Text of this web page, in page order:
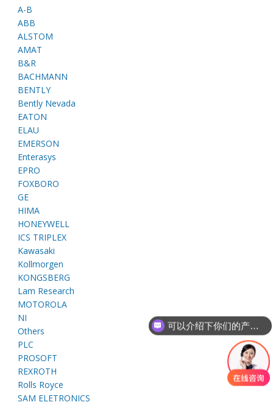
A-B
ABB
ALSTOM
AMAT
B&R
BACHMANN
BENTLY
Bently Nevada
EATON
ELAU
EMERSON
Enterasys
EPRO
FOXBORO
GE
HIMA
HONEYWELL
ICS TRIPLEX
Kawasaki
Kollmorgen
KONGSBERG
Lam Research
MOTOROLA
NI
Others
PLC
PROSOFT
REXROTH
Rolls Royce
SAM ELETRONICS
可以介绍下你们的产品么